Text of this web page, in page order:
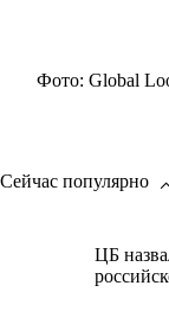
Фото: Global
Сейчас популярно
ЦБ